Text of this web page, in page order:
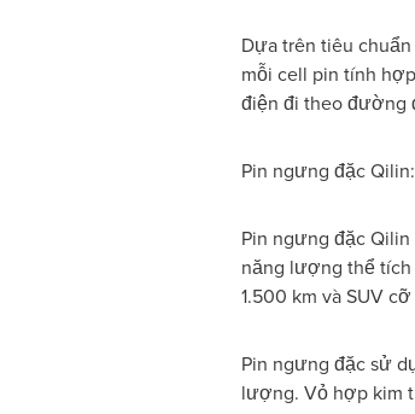
Dựa trên tiêu
mỗi cell pin tính
điện đi theo đường
Pin ngưng đặc
Pin ngưng đặc
năng lượng thể tích
1.500 km và SUV
Pin ngưng đặc sử
lượng. Vỏ hợp kim